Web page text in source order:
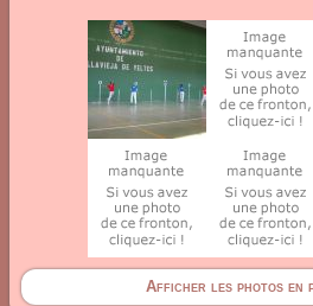
Afficher les photos en